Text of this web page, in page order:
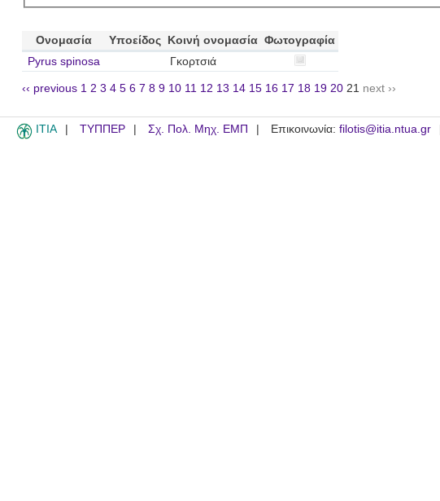
Ονομασία Υποείδος Κοινή ονομασία Φωτογραφία
Pyrus spinosa
Γκορτσιά
‹‹ previous 1 2 3 4 5 6 7 8 9 10 11 12 13 14 15 16 17 18 19 20 21 next ››
ITIA ΤΥΠΠΕΡ Σχ. Πολ. Μηχ. ΕΜΠ Επικοινωνία: filotis@itia.ntua.gr